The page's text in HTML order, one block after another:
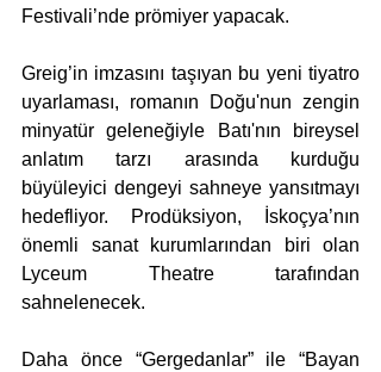
Festivali’nde prömiyer yapacak.
Greig’in imzasını taşıyan bu yeni tiyatro
uyarlaması, romanın Doğu'nun zengin
minyatür geleneğiyle Batı'nın bireysel
anlatım tarzı arasında kurduğu
büyüleyici dengeyi sahneye yansıtmayı
hedefliyor. Prodüksiyon, İskoçya’nın
önemli sanat kurumlarından biri olan
Lyceum Theatre tarafından
sahnelenecek.
Daha önce “Gergedanlar” ile “Bayan